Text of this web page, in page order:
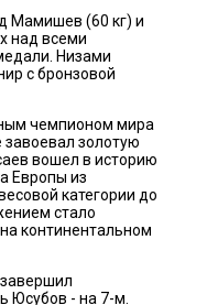
Мамишев (60 кг) и
над всеми
Низами
с бронзовой
чемпионом мира
золотую
вошел в историю
Европы из
категории до
стало
континентальном
Юсубов - на 7-м.